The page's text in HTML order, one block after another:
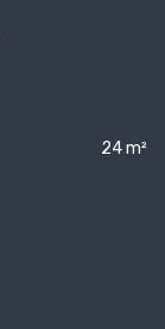
24 m²